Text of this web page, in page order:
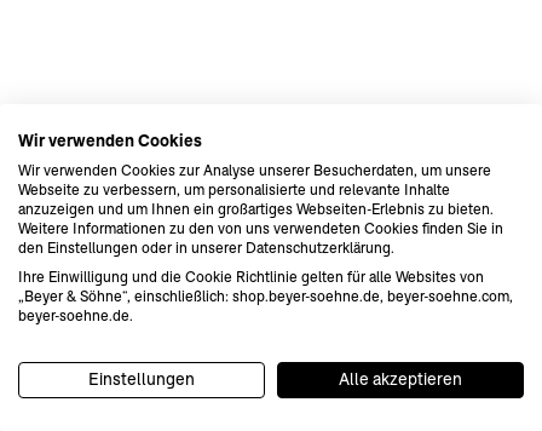
Wir verwenden Cookies
Wir verwenden Cookies zur Analyse unserer Besucherdaten, um unsere
Webseite zu verbessern, um personalisierte und relevante Inhalte
anzuzeigen und um Ihnen ein großartiges Webseiten-Erlebnis zu bieten.
Weitere Informationen zu den von uns verwendeten Cookies finden Sie in
den Einstellungen oder in unserer Datenschutzerklärung.
Ihre Einwilligung und die Cookie Richtlinie gelten für alle Websites von
„Beyer & Söhne“, einschließlich: shop.beyer-soehne.de, beyer-soehne.com,
beyer-soehne.de.
Einstellungen Alle akzeptieren